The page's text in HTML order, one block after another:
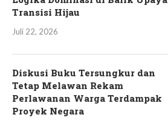
Transisi Hijau
Juli 22, 2026
Diskusi Buku Tersungkur dan
Tetap Melawan Rekam
Perlawanan Warga Terdampak
Proyek Negara